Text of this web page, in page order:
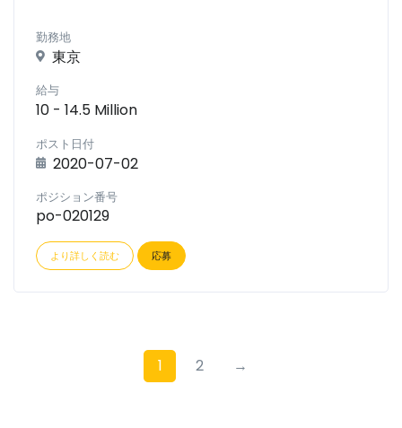
勤務地
東京
給与
10 - 14.5 Million
ポスト日付
2020-07-02
ポジション番号
po-020129
より詳しく読む 応募
1 2 →